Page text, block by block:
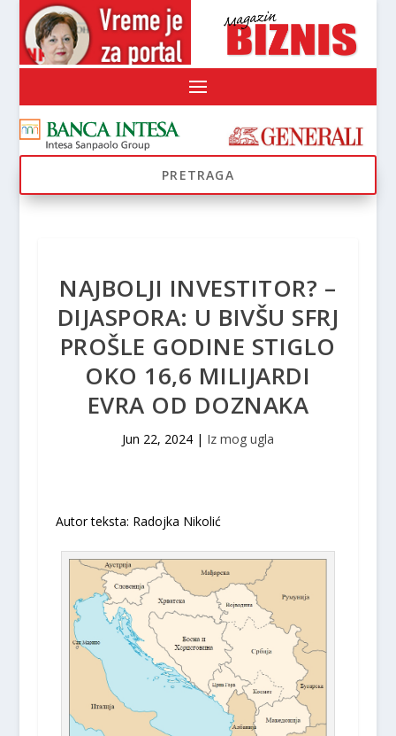
NAJBOLJI INVESTITOR? –
DIJASPORA: U BIVŠU SFRJ
PROŠLE GODINE STIGLO
OKO 16,6 MILIJARDI
EVRA OD DOZNAKA
Jun 22, 2024| Iz mog ugla
Autor teksta: Radojka Nikolić